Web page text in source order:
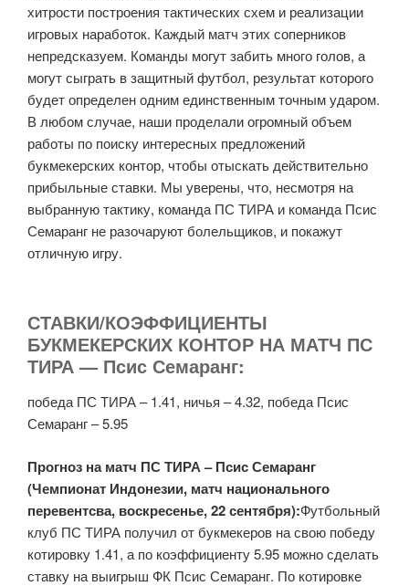
хитрости построения тактических схем и реализации
игровых наработок. Каждый матч этих соперников
непредсказуем. Команды могут забить много голов, а
могут сыграть в защитный футбол, результат которого
будет определен одним единственным точным ударом.
В любом случае, наши проделали огромный объем
работы по поиску интересных предложений
букмекерских контор, чтобы отыскать действительно
прибыльные ставки. Мы уверены, что, несмотря на
выбранную тактику, команда ПС ТИРА и команда Псис
Семаранг не разочаруют болельщиков, и покажут
отличную игру.
СТАВКИ/КОЭФФИЦИЕНТЫ
БУКМЕКЕРСКИХ КОНТОР НА МАТЧ ПС
ТИРА — Псис Семаранг:
победа ПС ТИРА – 1.41, ничья – 4.32, победа Псис
Семаранг – 5.95
Прогноз на матч ПС ТИРА – Псис Семаранг
(Чемпионат Индонезии, матч национального
перевентсва, воскресенье, 22 сентября):Футбольный
клуб ПС ТИРА получил от букмекеров на свою победу
котировку 1.41, а по коэффициенту 5.95 можно сделать
ставку на выигрыш ФК Псис Семаранг. По котировке